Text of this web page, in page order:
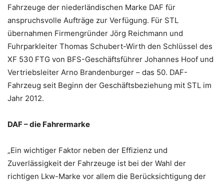
Fahrzeuge der niederländischen Marke DAF für
anspruchsvolle Aufträge zur Verfügung. Für STL
übernahmen Firmengründer Jörg Reichmann und
Fuhrparkleiter Thomas Schubert-Wirth den Schlüssel des
XF 530 FTG von BFS-Geschäftsführer Johannes Hoof und
Vertriebsleiter Arno Brandenburger – das 50. DAF-
Fahrzeug seit Beginn der Geschäftsbeziehung mit STL im
Jahr 2012.
DAF – die Fahrermarke
„Ein wichtiger Faktor neben der Effizienz und
Zuverlässigkeit der Fahrzeuge ist bei der Wahl der
richtigen Lkw-Marke vor allem die Berücksichtigung der